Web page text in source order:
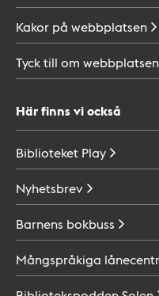
Kakor på webbplatsen
Tyck till om webbplatsen
Här finns vi också
Biblioteket Play
Nyhetsbrev
Barnens bokbuss
Mångspråkiga